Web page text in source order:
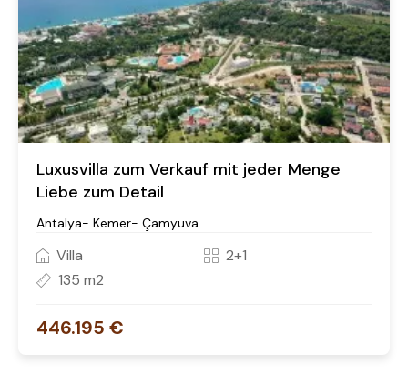
Luxusvilla zum Verkauf mit jeder Menge
Liebe zum Detail
Antalya- Kemer- Çamyuva
Villa
2+1
135 m2
446.195 €